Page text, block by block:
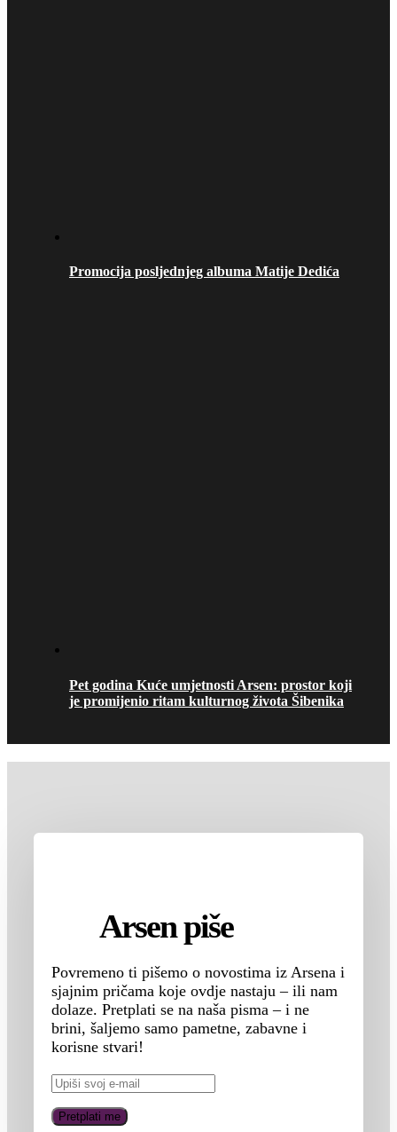
Promocija posljednjeg albuma Matije Dedića
Pet godina Kuće umjetnosti Arsen: prostor koji
je promijenio ritam kulturnog života Šibenika
Arsen piše
Povremeno ti pišemo o novostima iz Arsena i
sjajnim pričama koje ovdje nastaju – ili nam
dolaze. Pretplati se na naša pisma – i ne
brini, šaljemo samo pametne, zabavne i
korisne stvari!